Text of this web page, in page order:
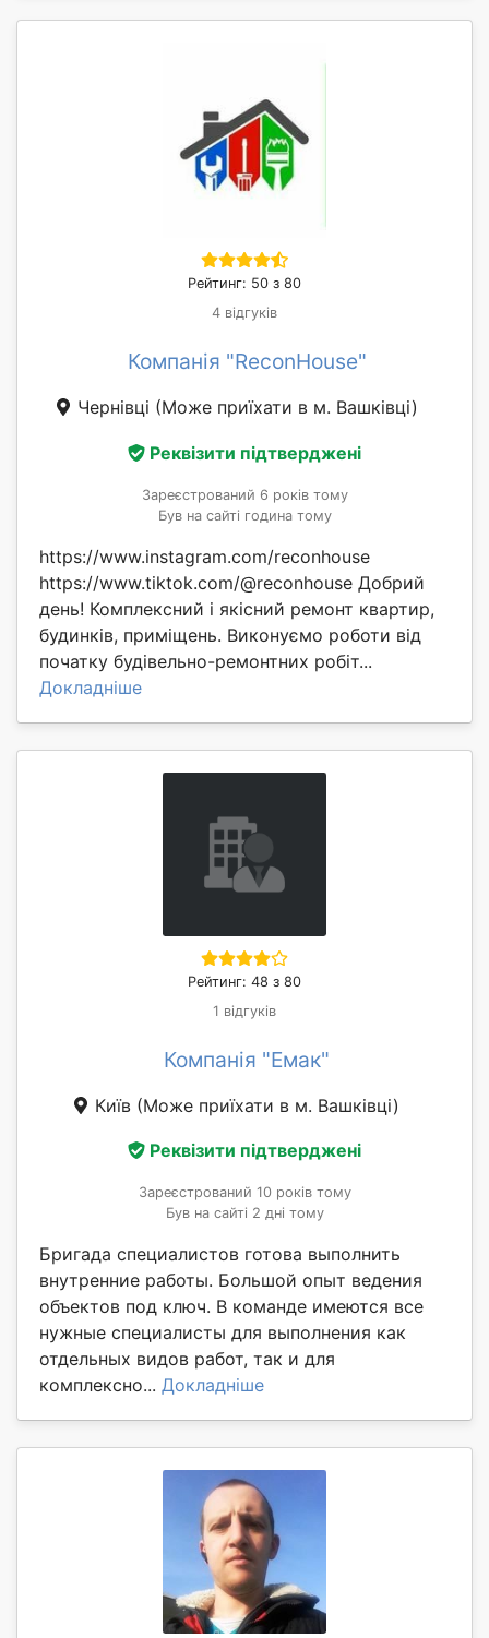
Рейтинг: 50 з 80
4 відгуків
Компанія "ReconHouse"
Чернівці (Може приїхати в м. Вашківці)
Реквізити підтверджені
Зареєстрований 6 років тому
Був на сайті година тому
https://www.instagram.com/reconhouse
https://www.tiktok.com/@reconhouse Добрий
день! Комплексний і якісний ремонт квартир,
будинків, приміщень. Виконуємо роботи від
початку будівельно-ремонтних робіт...
Докладніше
Рейтинг: 48 з 80
1 відгуків
Компанія "Емак"
Київ (Може приїхати в м. Вашківці)
Реквізити підтверджені
Зареєстрований 10 років тому
Був на сайті 2 дні тому
Бригада специалистов готова выполнить
внутренние работы. Большой опыт ведения
объектов под ключ. В команде имеются все
нужные специалисты для выполнения как
отдельных видов работ, так и для
комплексно... Докладніше